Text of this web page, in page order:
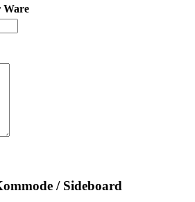
Ware
/ Sideboard